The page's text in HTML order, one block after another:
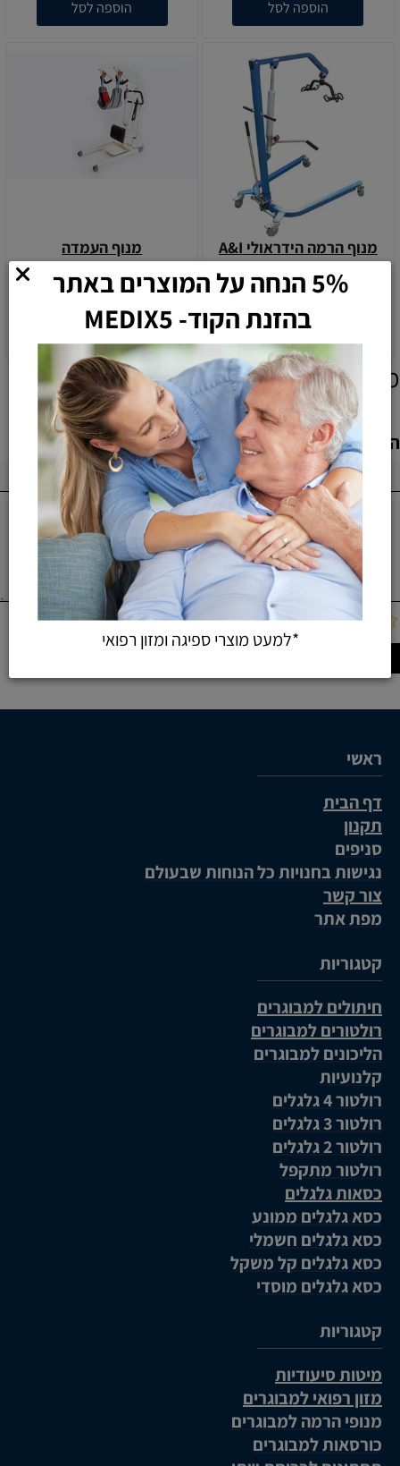
הוספה לסל הוספה לסל
מנוף הרמה הידראולי A&I
₪
הוספה לסל
מנוף העמדה
₪7,900
הוספה לסל
מוצרים אחרונים שנצפו
הוספת חוות דעת
ראשי
דף הבית
תקנון
סניפים
נגישות בחנויות כל הנוחות שבעולם
צור קשר
מפת אתר
קטגוריות
חיתולים למבוגרים
רולטורים למבוגרים
הליכונים למבוגרים
קלנועיות
רולטור 4 גלגלים
רולטור 3 גלגלים
רולטור 2 גלגלים
רולטור מתקפל
כסאות גלגלים
כסא גלגלים ממונע
כסא גלגלים חשמלי
כסא גלגלים קל משקל
כסא גלגלים מוסדי
קטגוריות
מיטות סיעודיות
מזון רפואי למבוגרים
מנופי הרמה למבוגרים
כורסאות למבוגרים
5% הנחה על המוצרים באתר
בהזנת הקוד- MEDIX5
*למעט מוצרי ספיגה ומזון רפואי